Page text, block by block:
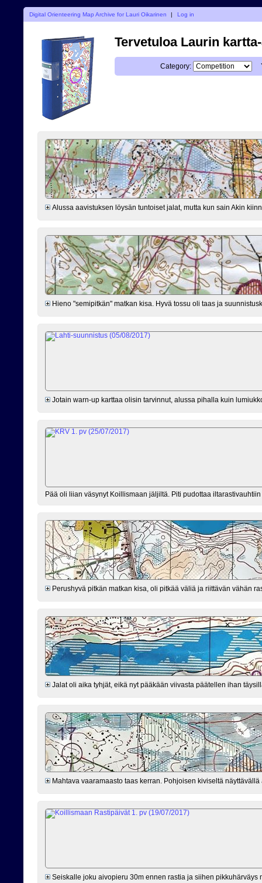
Digital Orienteering Map Archive for Lauri Oikarinen | Log in
Tervetuloa Laurin
Category:
Alussa aavistuksen löysän tuntoiset jalat, mutta kun sain Akin
Hieno "semipitkän" matkan kisa. Hyvä tossu oli taas ja
Jotain warn-up karttaa olisin tarvinnut, alussa pihalla kuin
Pää oli liian väsynyt Koillismaan jäljiltä. Piti pudottaa
Perushyvä pitkän matkan kisa, oli pitkää väliä ja riittävän vähän
Jalat oli aika tyhjät, eikä nyt pääkään viivasta päätellen ihan
Mahtava vaaramaasto taas kerran. Pohjoisen kiviseltä
Seiskalle joku aivopieru 30m ennen rastia ja siihen